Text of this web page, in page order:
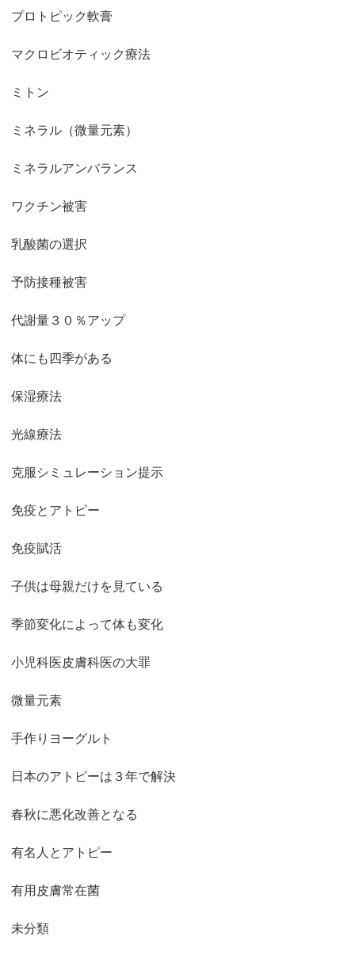
プロトピック軟膏
マクロビオティック療法
ミトン
ミネラル（微量元素）
ミネラルアンバランス
ワクチン被害
乳酸菌の選択
予防接種被害
代謝量３０％アップ
体にも四季がある
保湿療法
光線療法
克服シミュレーション提示
免疫とアトピー
免疫賦活
子供は母親だけを見ている
季節変化によって体も変化
小児科医皮膚科医の大罪
微量元素
手作りヨーグルト
日本のアトピーは３年で解決
春秋に悪化改善となる
有名人とアトピー
有用皮膚常在菌
未分類